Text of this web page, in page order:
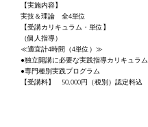
【実施内容】
実技＆理論 全4単位
【受講カリキュラム・単位】
（個人指導）
≪適宜計4時間（4単位）≫
●独立開講に必要な実践指導カリキュラム
●専門種別実践プログラム
【受講料】 50,000円（税別）認定料込